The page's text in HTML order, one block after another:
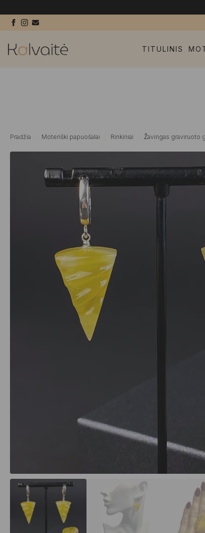
TITULINIS
Pradžia Moteriški papuošalai Rinkiniai Žavingas graviruoto